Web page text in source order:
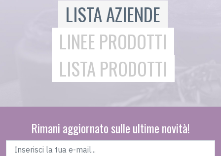
LISTA AZIENDE
LINEE PRODOTTI
LISTA PRODOTTI
Rimani aggiornato sulle ultime novità!